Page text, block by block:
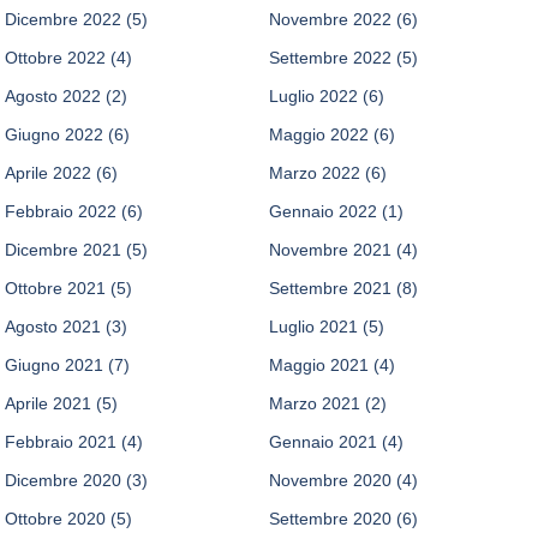
Dicembre 2022 (5) Novembre 2022 (6)
Ottobre 2022 (4) Settembre 2022 (5)
Agosto 2022 (2) Luglio 2022 (6)
Giugno 2022 (6) Maggio 2022 (6)
Aprile 2022 (6) Marzo 2022 (6)
Febbraio 2022 (6) Gennaio 2022 (1)
Dicembre 2021 (5) Novembre 2021 (4)
Ottobre 2021 (5) Settembre 2021 (8)
Agosto 2021 (3) Luglio 2021 (5)
Giugno 2021 (7) Maggio 2021 (4)
Aprile 2021 (5) Marzo 2021 (2)
Febbraio 2021 (4) Gennaio 2021 (4)
Dicembre 2020 (3) Novembre 2020 (4)
Ottobre 2020 (5) Settembre 2020 (6)